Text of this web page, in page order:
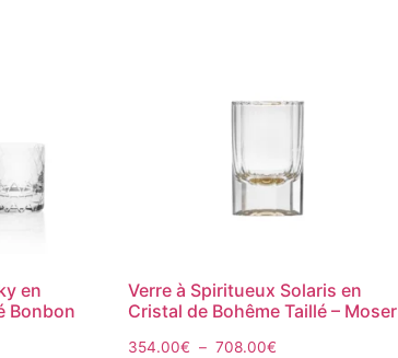
en
Bonbon
Verre à Spiritueux Solaris en
Cristal de Bohême Taillé – Moser
354.00€ – 708.00€